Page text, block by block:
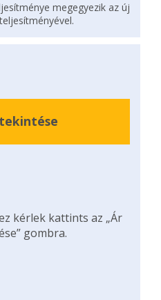
megegyezik az új
kérlek kattints az „Ár
gombra.